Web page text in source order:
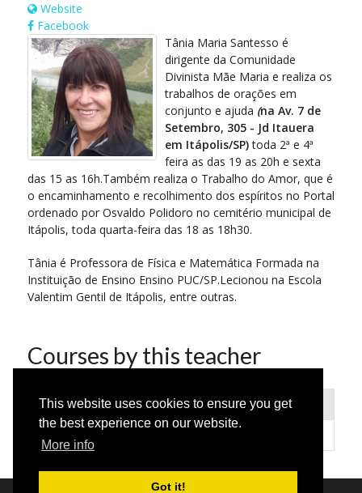
This website uses cookies to ensure you get
the best experience on our website.
More info
Got it!
Website
Facebook
Tânia Maria Santesso é
dirigente da Comunidade
Divinista Mãe Maria e realiza os
trabalhos de orações em
conjunto e ajuda (na Av. 7 de
Setembro, 305 - Jd Itauera
em Itápolis/SP)toda 2ª e 4ª
feira as das 19 as 20h e sexta
das 15 as 16h.Também realiza o Trabalho do Amor, que é
o encaminhamento e recolhimento dos espíritos no Portal
ordenado por Osvaldo Polidoro no cemitério municipal de
Itápolis, toda quarta-feira das 18 as 18h30.
Tânia é Professora de Física e Matemática Formada na
Instituição de Ensino Ensino PUC/SP.Lecionou na Escola
Valentim Gentil de Itápolis, entre outras.
Courses by this teacher
Name
Level
Evangelho Eterno